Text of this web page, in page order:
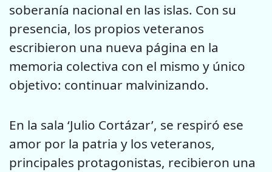
soberanía nacional en las islas. Con su
presencia, los propios veteranos
escribieron una nueva página en la
memoria colectiva con el mismo y único
objetivo: continuar malvinizando.
En la sala ‘Julio Cortázar’, se respiró ese
amor por la patria y los veteranos,
principales protagonistas, recibieron una